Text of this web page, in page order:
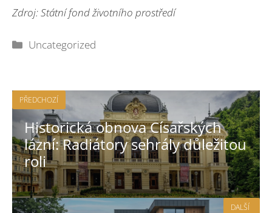
Zdroj: Státní fond životního prostředí
Rubriky
Uncategorized
PŘEDCHOZÍ
Historická obnova Císařských
lázní: Radiátory sehrály důležitou
roli
DALŠÍ